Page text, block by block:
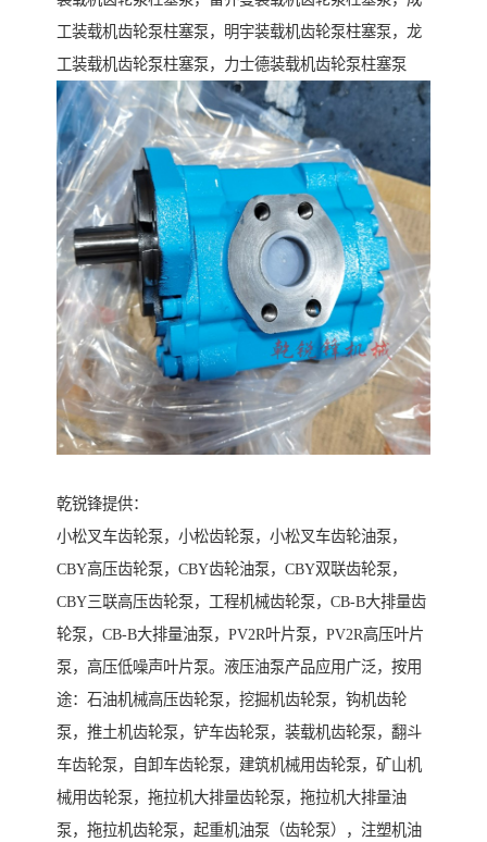
工装载机齿轮泵柱塞泵，明宇装载机齿轮泵柱塞泵，龙
工装载机齿轮泵柱塞泵，力士德装载机齿轮泵柱塞泵
乾锐锋提供：
小松叉车齿轮泵，小松齿轮泵，小松叉车齿轮油泵，
CBY高压齿轮泵，CBY齿轮油泵，CBY双联齿轮泵，
CBY三联高压齿轮泵，工程机械齿轮泵，CB-B大排量齿
轮泵，CB-B大排量油泵，PV2R叶片泵，PV2R高压叶片
泵，高压低噪声叶片泵。液压油泵产品应用广泛，按用
途：石油机械高压齿轮泵，挖掘机齿轮泵，钩机齿轮
泵，推土机齿轮泵，铲车齿轮泵，装载机齿轮泵，翻斗
车齿轮泵，自卸车齿轮泵，建筑机械用齿轮泵，矿山机
械用齿轮泵，拖拉机大排量齿轮泵，拖拉机大排量油
泵，拖拉机齿轮泵，起重机油泵（齿轮泵），注塑机油